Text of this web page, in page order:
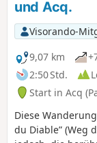
und Acq.
Visorando-
9,07 km
2:50 Std.
Start in Acq
Diese
du Diable” (Weg